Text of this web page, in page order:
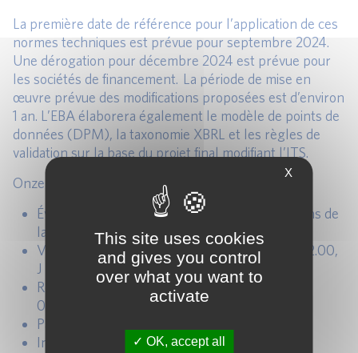
La première date de référence pour l’application de ces
normes techniques est prévue pour septembre 2024.
Une dérogation pour décembre 2024 est prévue pour
les sociétés de financement. La période de mise en
œuvre prévue des modifications proposées est d’environ
1 an. L’EBA élaborera également le modèle de points de
données (DPM), la taxonomie XBRL et les règles de
validation sur la base du projet final modifiant l’ITS.
Onze nouveaux templates à remplir :
Évaluation de l’IRRBB : SOT EVE/NII et variations de
la market value (template J 01.00).
Ventilation des estimations de sensibilités (J 02.00,
J 03.00 et J 04.00).
Réévaluation des flux de trésorerie (J 05.00, J
06.00 et J 07.00).
Paramètres pertinents (J 08.00 et J 09.00).
Informations qualitatives (J 10.00 et J 11.00).
X
This site uses cookies
and gives you control
over what you want to
activate
OK, accept all